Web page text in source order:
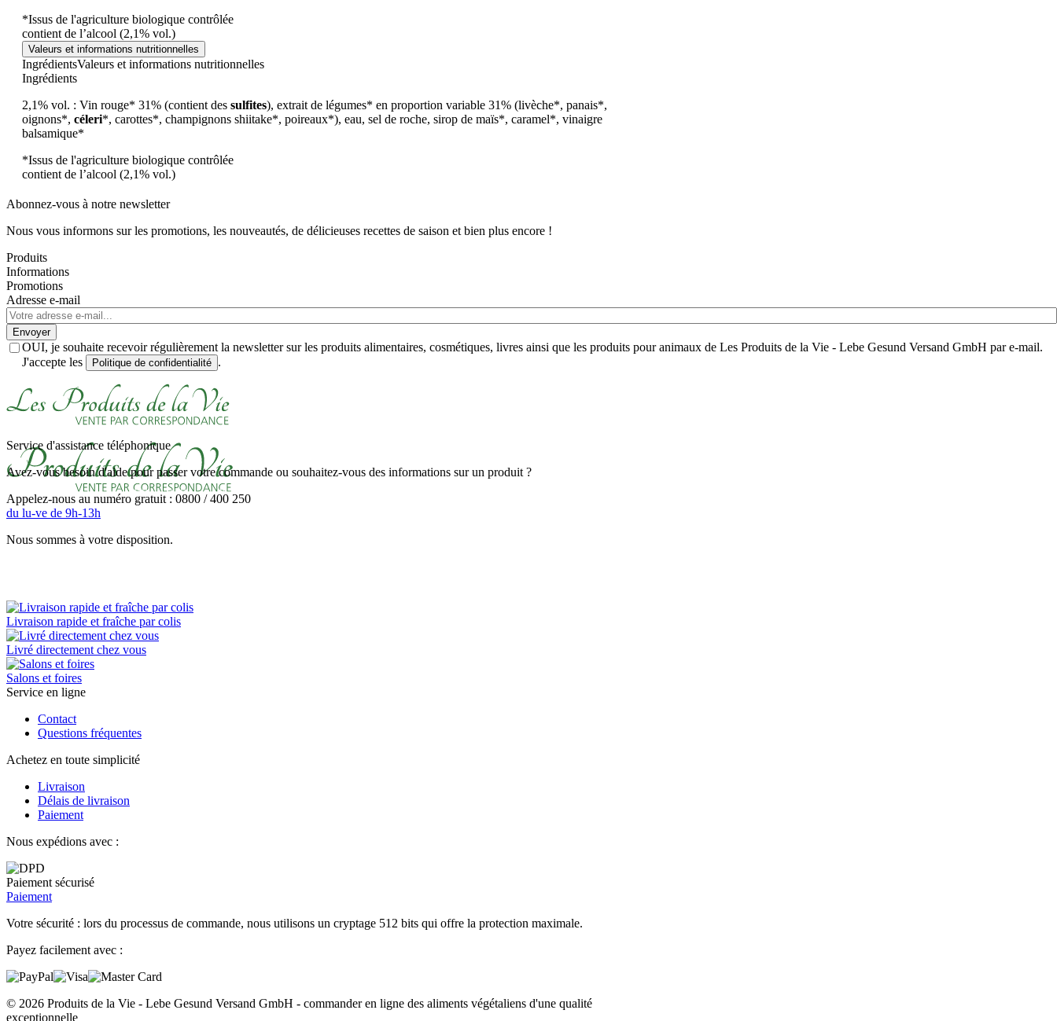
*Issus de l'agriculture biologique contrôlée
contient de l’alcool (2,1% vol.)
Valeurs et informations nutritionnelles
IngrédientsValeurs et informations nutritionnelles
Ingrédients
2,1% vol. : Vin rouge* 31% (contient des sulfites), extrait de légumes* en proportion variable 31% (livèche*, panais*,
oignons*, céleri*, carottes*, champignons shiitake*, poireaux*), eau, sel de roche, sirop de maïs*, caramel*, vinaigre
balsamique*
*Issus de l'agriculture biologique contrôlée
contient de l’alcool (2,1% vol.)
Abonnez-vous à notre newsletter
Nous vous informons sur les promotions, les nouveautés, de délicieuses recettes de saison et bien plus encore !
Produits
Informations
Promotions
Adresse e-mail
Envoyer
OUI, je souhaite recevoir régulièrement la newsletter sur les produits alimentaires, cosmétiques, livres ainsi que les produits pour animaux de Les Produits de la Vie - Lebe Gesund Versand GmbH par e-mail.
J'accepte les
Politique de confidentialité .
Service d'assistance téléphonique
Avez-vous besoin d'aide pour passer votre commande ou souhaitez-vous des informations sur un produit ?
Appelez-nous au numéro gratuit : 0800 / 400 250
du lu-ve de 9h-13h
Nous sommes à votre disposition.
Livraison rapide et fraîche par colis
Livré directement chez vous
Salons et foires
Service en ligne
Contact
Questions fréquentes
Achetez en toute simplicité
Livraison
Délais de livraison
Paiement
Nous expédions avec :
Paiement sécurisé
Paiement
Votre sécurité : lors du processus de commande, nous utilisons un cryptage 512 bits qui offre la protection maximale.
Payez facilement avec :
© 2026 Produits de la Vie - Lebe Gesund Versand GmbH - commander en ligne des aliments végétaliens d'une qualité
exceptionnelle